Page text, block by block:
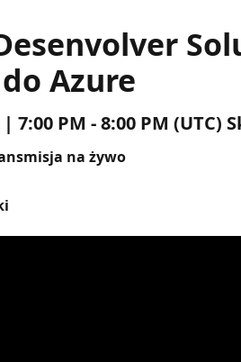
Azure
7:00 PM - 8:00 PM
na żywo